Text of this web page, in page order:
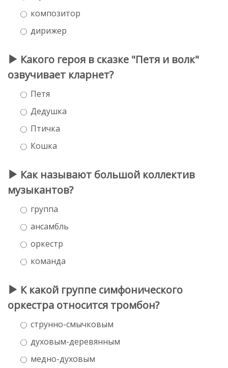
композитор
дирижер
Какого героя в сказке "Петя и волк"
озвучивает кларнет?
Петя
Дедушка
Птичка
Кошка
Как называют большой коллектив
музыкантов?
группа
ансамбль
оркестр
команда
К какой группе симфонического
оркестра относится тромбон?
струнно-смычковым
духовым-деревянным
медно-духовым